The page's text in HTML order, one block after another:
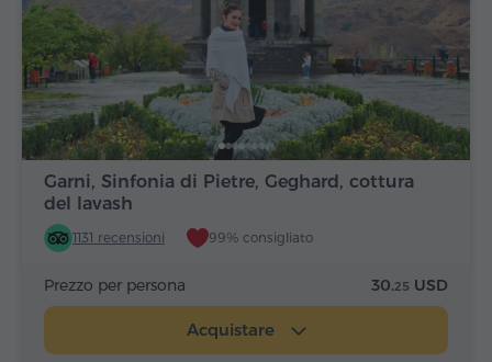
Garni, Sinfonia di Pietre, Geghard, cottura
del lavash
1131 recensioni 99% consigliato
Prezzo per persona 30.25 USD
Acquistare